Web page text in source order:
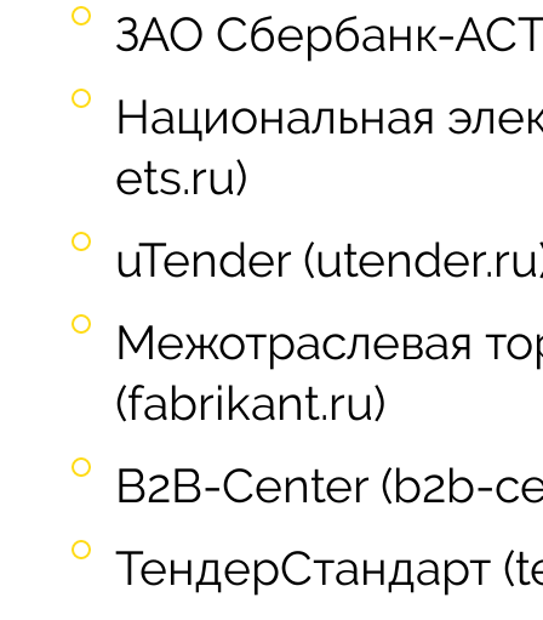
ЗАО Сбербанк-
Национальная
ets.ru)
uTender
Межотраслевая
(fabrikant.ru)
B2B-Center (b2b-
ТендерСтандарт